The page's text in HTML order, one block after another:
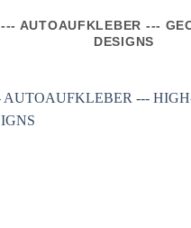
--- AUTOAUFKLEBER ---
DESIGNS